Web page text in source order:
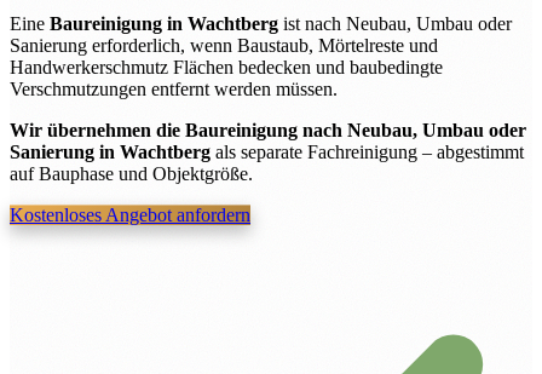
Eine Baureinigung in Wachtberg ist nach Neubau, Umbau oder
Sanierung erforderlich, wenn Baustaub, Mörtelreste und
Handwerkerschmutz Flächen bedecken und baubedingte
Verschmutzungen entfernt werden müssen.
Wir übernehmen die Baureinigung nach Neubau, Umbau oder
Sanierung in Wachtberg als separate Fachreinigung – abgestimmt
auf Bauphase und Objektgröße.
Kostenloses Angebot anfordern